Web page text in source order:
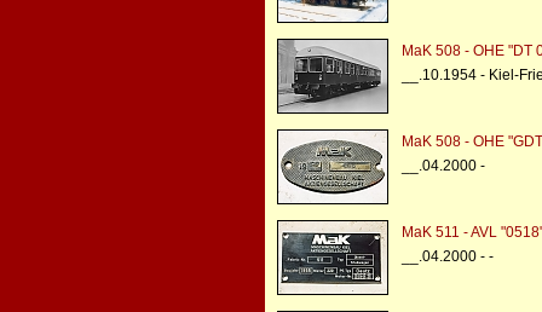
MaK 508 - OHE "DT
__.10.1954 - Kiel-
MaK 508 - OHE
__.04.2000 -
MaK 511 - AVL
__.04.2000 - -